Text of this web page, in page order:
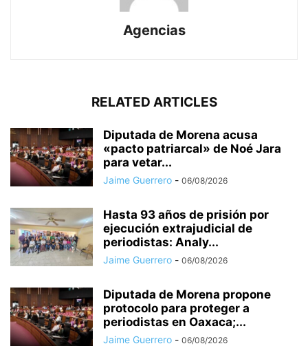
Agencias
RELATED ARTICLES
Diputada de Morena acusa
«pacto patriarcal» de Noé Jara
para vetar...
Jaime Guerrero - 06/08/2026
Hasta 93 años de prisión por
ejecución extrajudicial de
periodistas: Analy...
Jaime Guerrero - 06/08/2026
Diputada de Morena propone
protocolo para proteger a
periodistas en Oaxaca;...
Jaime Guerrero - 06/08/2026